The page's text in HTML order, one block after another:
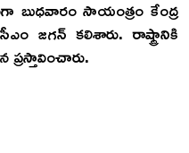
బుధవారం సాయంత్రం కేంద్ర
జగన్‌ కలిశారు. రాష్ట్రానికి